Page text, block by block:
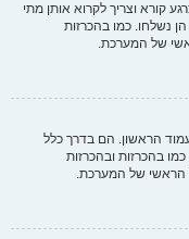
קורא וצריך לקרוא אותן מתי
נשלחו. כמו בהכרזות
של המערכת.
הראשון. הם בדרך כלל
בהכרזות ובהכרזות
הראשי של המערכת.